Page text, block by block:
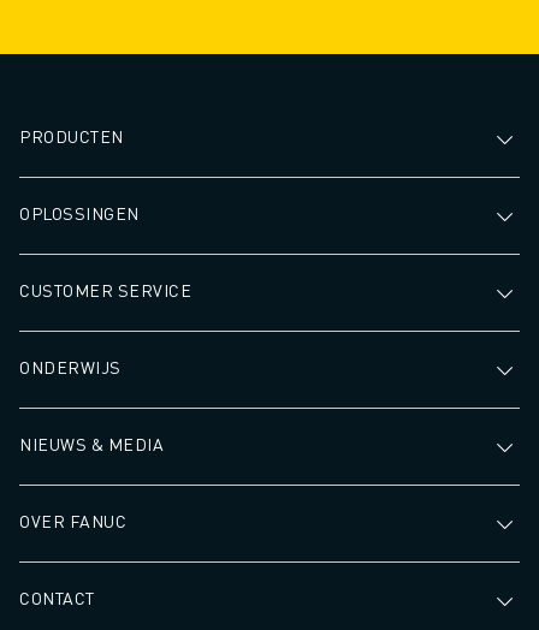
PRODUCTEN
OPLOSSINGEN
CUSTOMER SERVICE
ONDERWIJS
NIEUWS & MEDIA
OVER FANUC
CONTACT